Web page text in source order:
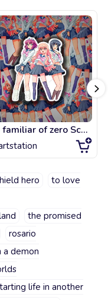
the familiar of zero Schoolgirls
hero
to love
the promised
rosario
demon
life in another